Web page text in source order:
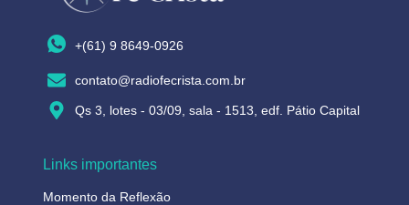
+(61) 9 8649-0926
contato@radiofecrista.com.br
Qs 3, lotes - 03/09, sala - 1513, edf. Pátio Capital
Links importantes
Momento da Reflexão